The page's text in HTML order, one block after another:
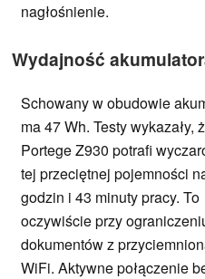
nagłośnienie.
Wydajność
Schowany w obudowie
ma 47 Wh. Testy wykazały,
Portege Z930 potrafi
tej przeciętnej pojemności
godzin i 43 minuty pracy. To
oczywiście przy
dokumentów z
WiFi. Aktywne połączenie